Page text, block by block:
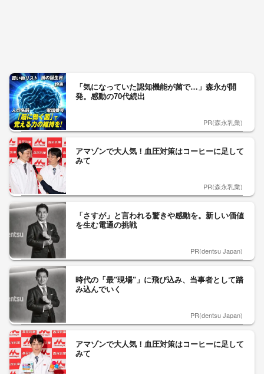
「気になっていた認知機能が菌で…」森永が開
発。感動の70代続出
PR(森永乳業)
アマゾンで大人気！血圧対策はコーヒーに足して
みて
PR(森永乳業)
「さすが」と言われる驚きや感動を。新しい価値
を生む電通の挑戦
PR(dentsu Japan)
時代の「最"現場"」に飛び込み、当事者として踏
み込んでいく
PR(dentsu Japan)
アマゾンで大人気！血圧対策はコーヒーに足して
みて